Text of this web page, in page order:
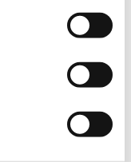
elk moment
onze nieuwe